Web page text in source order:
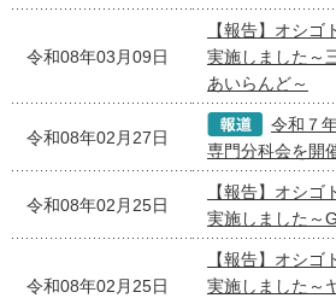
令和08年03月09日
【報告】オシ
実施しました～
あいらんど～
令和08年02月27日
令和７
専門分科会を開
令和08年02月25日
【報告】オシ
実施しました～
令和08年02月25日
【報告】オシ
実施しました～